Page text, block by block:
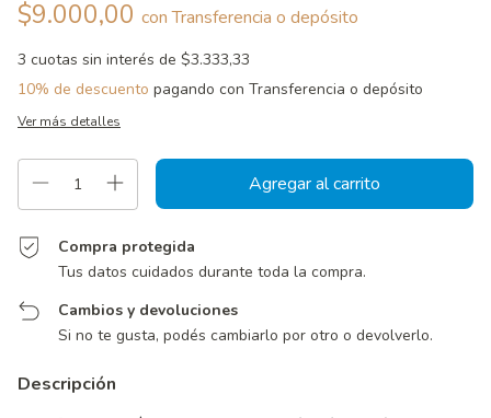
$9.000,00 con Transferencia o depósito
3 cuotas sin interés de $3.333,33
10% de descuento pagando con Transferencia o depósito
Ver más detalles
Compra protegida
Tus datos cuidados durante toda la compra.
Cambios y devoluciones
Si no te gusta, podés cambiarlo por otro o devolverlo.
Descripción